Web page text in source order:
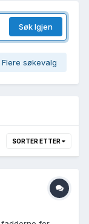
Søk Igjen
Flere søkevalg
SORTER ETTER